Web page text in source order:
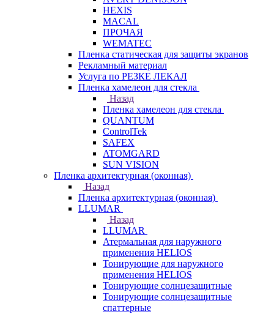
HEXIS
MACAL
ПРОЧАЯ
WEMATEC
Пленка статическая для защиты экранов
Рекламный материал
Услуга по РЕЗКЕ ЛЕКАЛ
Пленка хамелеон для стекла
Назад
Пленка хамелеон для стекла
QUANTUM
ControlTek
SAFEX
ATOMGARD
SUN VISION
Пленка архитектурная (оконная)
Назад
Пленка архитектурная (оконная)
LLUMAR
Назад
LLUMAR
Атермальная для наружного
применения HELIOS
Тонирующие для наружного
применения HELIOS
Тонирующие солнцезащитные
Тонирующие солнцезащитные
спаттерные